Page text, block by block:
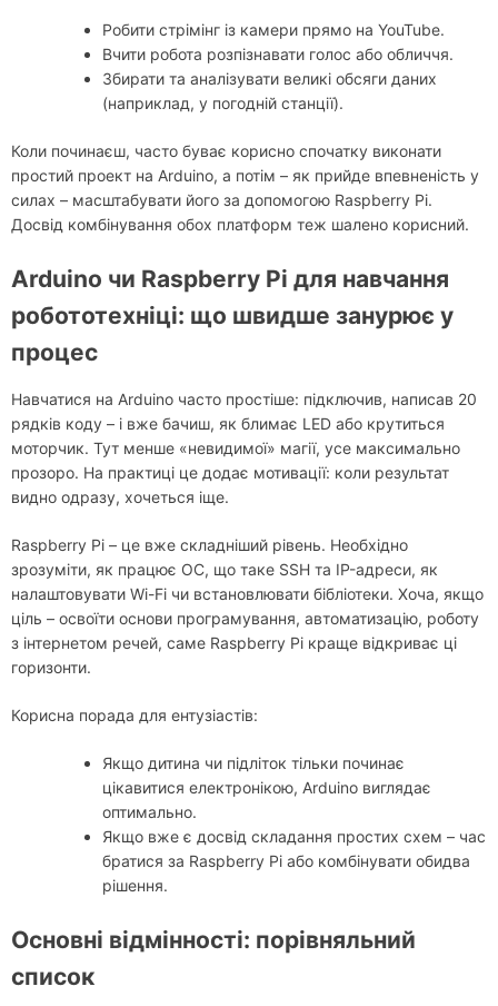
Робити стрімінг із камери прямо на YouTube.
Вчити робота розпізнавати голос або обличчя.
Збирати та аналізувати великі обсяги даних
(наприклад, у погодній станції).
Коли починаєш, часто буває корисно спочатку виконати
простий проект на Arduino, а потім – як прийде впевненість у
силах – масштабувати його за допомогою Raspberry Pi.
Досвід комбінування обох платформ теж шалено корисний.
Arduino чи Raspberry Pi для навчання
робототехніці: що швидше занурює у
процес
Навчатися на Arduino часто простіше: підключив, написав 20
рядків коду – і вже бачиш, як блимає LED або крутиться
моторчик. Тут менше «невидимої» магії, усе максимально
прозоро. На практиці це додає мотивації: коли результат
видно одразу, хочеться іще.
Raspberry Pi – це вже складніший рівень. Необхідно
зрозуміти, як працює ОС, що таке SSH та IP-адреси, як
налаштовувати Wi-Fi чи встановлювати бібліотеки. Хоча, якщо
ціль – освоїти основи програмування, автоматизацію, роботу
з інтернетом речей, саме Raspberry Pi краще відкриває ці
горизонти.
Корисна порада для ентузіастів:
Якщо дитина чи підліток тільки починає
цікавитися електронікою, Arduino виглядає
оптимально.
Якщо вже є досвід складання простих схем – час
братися за Raspberry Pi або комбінувати обидва
рішення.
Основні відмінності: порівняльний
список